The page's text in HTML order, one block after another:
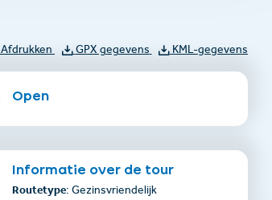
Afdrukken GPX gegevens KML-gegevens
Open
Informatie over de tour
Routetype: Gezinsvriendelijk